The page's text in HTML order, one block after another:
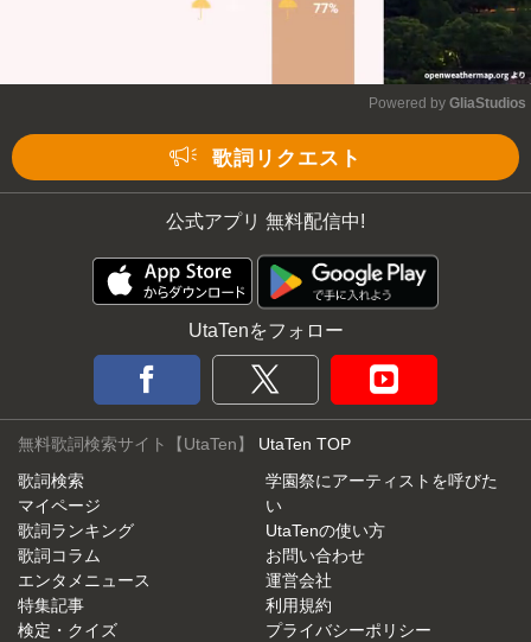
Powered by GliaStudios
歌詞リクエスト
公式アプリ 無料配信中!
UtaTenをフォロー
無料歌詞検索サイト【UtaTen】 UtaTen TOP
歌詞検索
マイページ
歌詞ランキング
歌詞コラム
エンタメニュース
特集記事
検定・クイズ
学園祭にアーティストを呼びた
い
UtaTenの使い方
お問い合わせ
運営会社
利用規約
プライバシーポリシー